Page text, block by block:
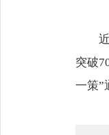
突破
一策”